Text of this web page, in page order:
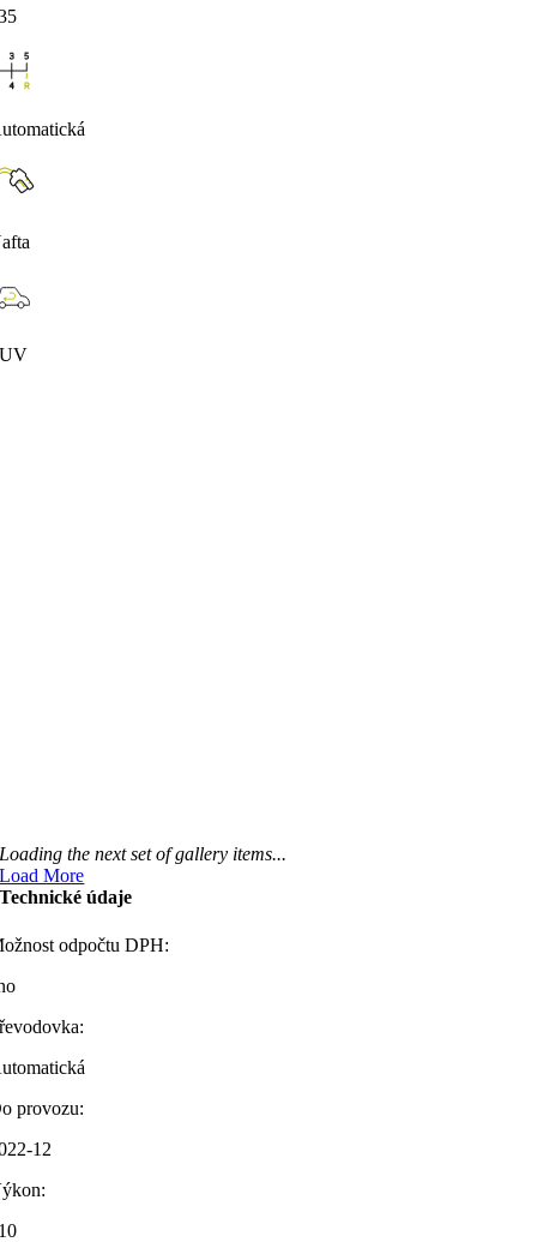
Loading the next set of gallery items...
Load More
Technické údaje
odpočtu DPH:
provozu:
12